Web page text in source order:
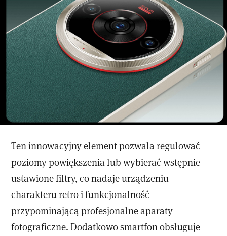
Ten innowacyjny element pozwala regulować
poziomy powiększenia lub wybierać wstępnie
ustawione filtry, co nadaje urządzeniu
charakteru retro i funkcjonalność
przypominającą profesjonalne aparaty
fotograficzne. Dodatkowo smartfon obsługuje